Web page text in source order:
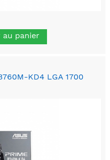
panier
KD4 LGA 1700